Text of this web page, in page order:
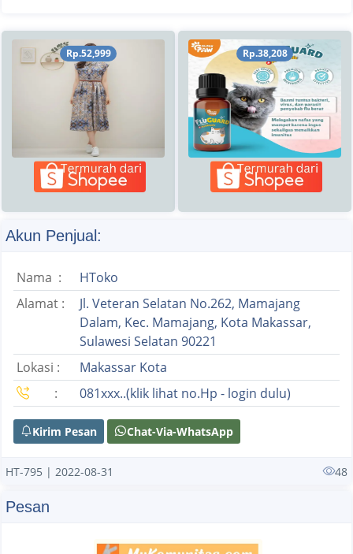
Rp.52,999 Rp.38,208
Akun Penjual:
Nama :
HToko
Alamat :
Jl. Veteran Selatan No.262, Mamajang
Dalam, Kec. Mamajang, Kota Makassar,
Sulawesi Selatan 90221
Lokasi :
Makassar Kota
:
081xxx..(klik lihat no.Hp - login dulu)
Kirim Pesan Chat-Via-WhatsApp
HT-795 | 2022-08-31 48
Pesan